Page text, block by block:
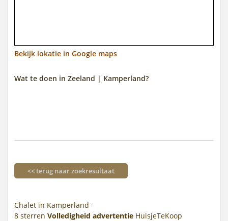
Bekijk lokatie in Google maps
Wat te doen in Zeeland | Kamperland?
<< terug naar zoekresultaat
Chalet in Kamperland
8 sterren Volledigheid advertentie HuisjeTeKoop